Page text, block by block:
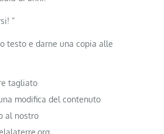
”
testo e darne una copia alle
tagliato
modifica del contenuto
al nostro